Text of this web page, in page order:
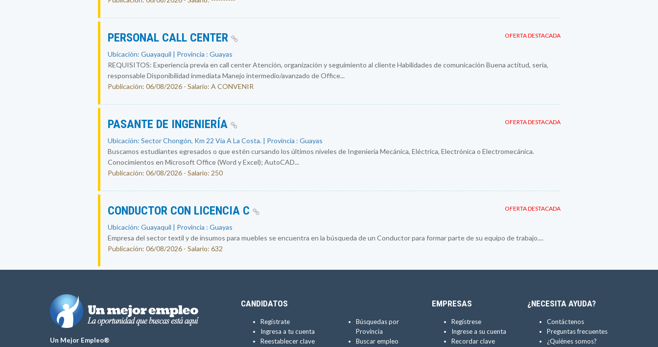
OFERTA DESTACADA
PERSONAL CALL CENTER
Ubicación: Guayaquil | Provincia : Guayas
REQUISITOS: Experiencia previa en call center Atención, organización y seguimiento al cliente Habilidades de comunicación Buena actitud, seria,
responsable Disponibilidad inmediata Manejo intermedio/avanzado de Office...
Publicación: 06/08/2026 - Salario: A CONVENIR
OFERTA DESTACADA
PASANTE DE INGENIERÍA
Ubicación: Sector Chongón, Km 22 Vía A La Costa. | Provincia : Guayas
Buscamos estudiantes egresados o que estén cursando los últimos niveles de Ingeniería Mecánica, Eléctrica, Electrónica o Electromecánica.
Conocimientos en Microsoft Office (Word y Excel); AutoCAD...
Publicación: 06/08/2026 - Salario: 250
OFERTA DESTACADA
CONDUCTOR CON LICENCIA C
Ubicación: Guayaquil | Provincia : Guayas
Empresa del sector textil y de insumos para muebles se encuentra en la búsqueda de un Conductor para formar parte de su equipo de trabajo....
Publicación: 06/08/2026 - Salario: 632
Un Mejor Empleo®
CANDIDATOS
Regístrate
Ingresa a tu cuenta
Reestablecer clave
Búsquedas por
Provincia
Buscar empleo
EMPRESAS
Regístrese
Ingrese a su cuenta
Recordar clave
¿NECESITA AYUDA?
Contáctenos
Preguntas frecuentes
¿Quiénes somos?